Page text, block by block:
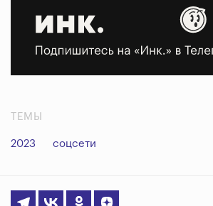
ТЕМЫ
2023 соцсети